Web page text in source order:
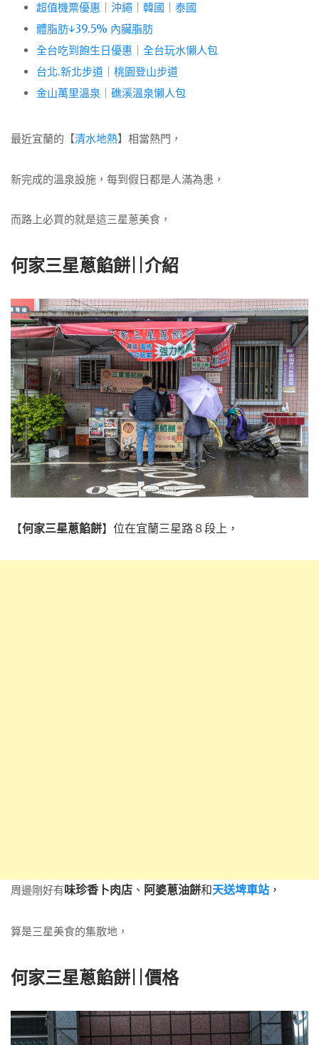
超值機票優惠 沖繩 韓國
泰國
體脂肪↓39.5% 內臟脂肪
全台吃到飽生日優惠
全台玩水懶人包
台北.新北步道
桃園登山步道
金山萬里溫泉
礁溪溫泉懶人包
最近宜蘭的【清水地熱】相當熱門，
新完成的溫泉設施，每到假日都是人滿為患，
而路上必買的就是這三星蔥美食，
何家三星蔥餡餅||介紹
【何家三星蔥餡餅】位在宜蘭三星路８段上，
周邊剛好有味珍香卜肉店 、 阿婆蔥油餅和天送埤車站 ，
算是三星美食的集散地，
何家三星蔥餡餅||價格